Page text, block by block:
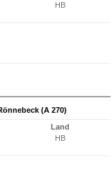
HB
(A 270)
Land
HB